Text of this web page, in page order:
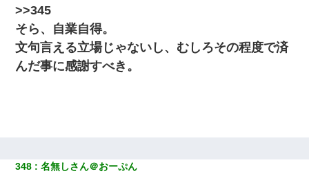
【GJ!】会社から帰宅中、広い駐車場にエンジンかけっ放しの車を
発見。しかも「ヒィ～」みたいな声も聞こえてきたので気になっ
て近寄ったら女の子がおっさんの下敷きになってた
【戦争】不妊の俺嫁に弟嫁が2日間4歳児を託児 俺嫁はそこまで気
婚活パーティーでよく会う美女がいた。こんな完璧な容姿を持っ
てしても結婚て難しいんだなぁ…と思ってた
>>345
そら、自業自得。
文句言える立場じゃないし、むしろその程度で済
んだ事に感謝すべき。
348 名無しさん＠おーぷん